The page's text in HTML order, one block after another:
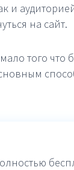
и
на сайт.
того что